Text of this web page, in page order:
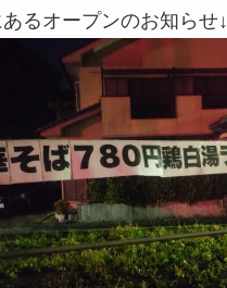
るオープンのお知らせ↓